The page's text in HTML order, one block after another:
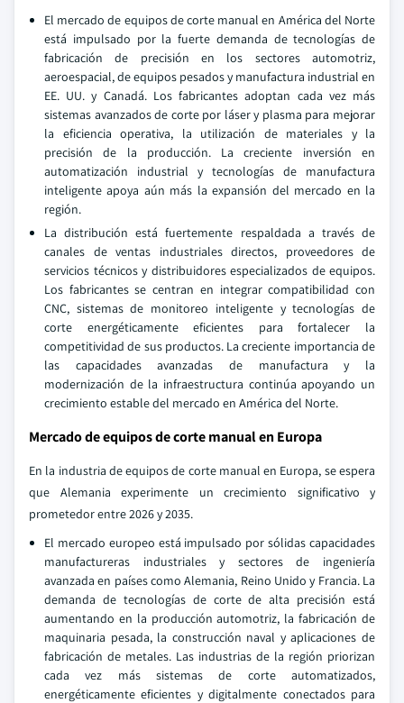
El mercado de equipos de corte manual en América del Norte
está impulsado por la fuerte demanda de tecnologías de
fabricación de precisión en los sectores automotriz,
aeroespacial, de equipos pesados y manufactura industrial en
EE. UU. y Canadá. Los fabricantes adoptan cada vez más
sistemas avanzados de corte por láser y plasma para mejorar
la eficiencia operativa, la utilización de materiales y la
precisión de la producción. La creciente inversión en
automatización industrial y tecnologías de manufactura
inteligente apoya aún más la expansión del mercado en la
región.
La distribución está fuertemente respaldada a través de
canales de ventas industriales directos, proveedores de
servicios técnicos y distribuidores especializados de equipos.
Los fabricantes se centran en integrar compatibilidad con
CNC, sistemas de monitoreo inteligente y tecnologías de
corte energéticamente eficientes para fortalecer la
competitividad de sus productos. La creciente importancia de
las capacidades avanzadas de manufactura y la
modernización de la infraestructura continúa apoyando un
crecimiento estable del mercado en América del Norte.
Mercado de equipos de corte manual en Europa
En la industria de equipos de corte manual en Europa, se espera
que Alemania experimente un crecimiento significativo y
prometedor entre 2026 y 2035.
El mercado europeo está impulsado por sólidas capacidades
manufactureras industriales y sectores de ingeniería
avanzada en países como Alemania, Reino Unido y Francia. La
demanda de tecnologías de corte de alta precisión está
aumentando en la producción automotriz, la fabricación de
maquinaria pesada, la construcción naval y aplicaciones de
fabricación de metales. Las industrias de la región priorizan
cada vez más sistemas de corte automatizados,
energéticamente eficientes y digitalmente conectados para